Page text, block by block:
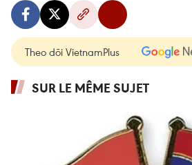
Theo dõi VietnamPlus
SUR LE MÊME SUJET